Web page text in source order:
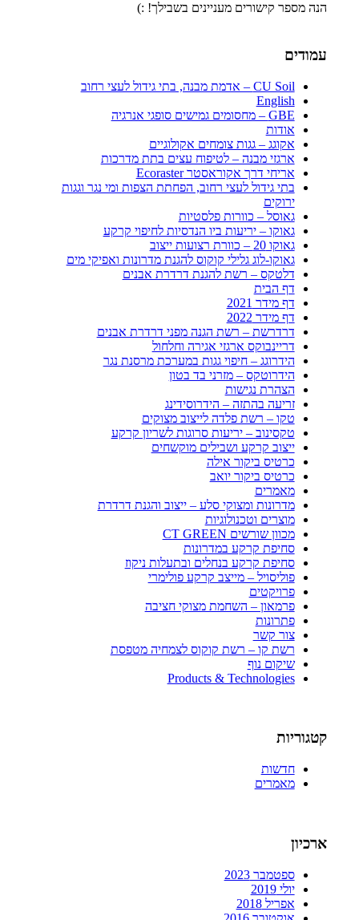
הנה מספר קישורים מעניינים בשבילך! :)
עמודים
CU Soil – אדמת מבנה, בתי גידול לעצי רחוב
English
GBE – מחסומים גמישים סופגי אנרגיה
אודות
אקוגג – גגות צומחים אקולוגיים
ארגזי מבנה – לטיפוח עצים בתת מדרכות
אריחי דרך אקוראסטר Ecoraster
בתי גידול לעצי רחוב, הפחתת הצפות ומי נגר וגגות
ירוקים
גאוסל – כוורות פלסטיות
גאוקו – יריעות ביו הנדסיות לחיפוי קרקע
גאוקו 20 – כוורת רצועות ייצוב
גאוקו-לוג גלילי קוקוס להגנת מדרונות ואפיקי מים
דלטקס – רשת להגנת דרדרת אבנים
דף הבית
דף מידר 2021
דף מידר 2022
דרדרשת – רשת הגנה מפני דרדרת אבנים
דריינבוקס ארגזי אגירה וחלחול
הידרוגג – חיפוי גגות במערכת מרסנת נגר
הידרוטקס – מזרני בד בטון
הצהרת נגישות
זריעה בהתזה – הידרוסידינג
טקו – רשת פלדה לייצוב מצוקים
טקסינוב – יריעות סרוגות לשריון קרקע
ייצוב קרקע ושבילים מוקשחים
כרטיס ביקור אילה
כרטיס ביקור יואב
מאמרים
מדרונות ומצוקי סלע – ייצוב והגנת דרדרת
מוצרים וטכנולוגיות
מכוון שורשים CT GREEN
סחיפת קרקע במדרונות
סחיפת קרקע בנחלים ובתעלות ניקוז
פוליסויל – מייצב קרקע פולימרי
פרויקטים
פרמאון – השחמת מצוקי חציבה
פתרונות
צור קשר
רשת קו – רשת קוקוס לצמחיה מטפסת
שיקום נוף
Products & Technologies
קטגוריות
חדשות
מאמרים
ארכיון
ספטמבר 2023
יולי 2019
אפריל 2018